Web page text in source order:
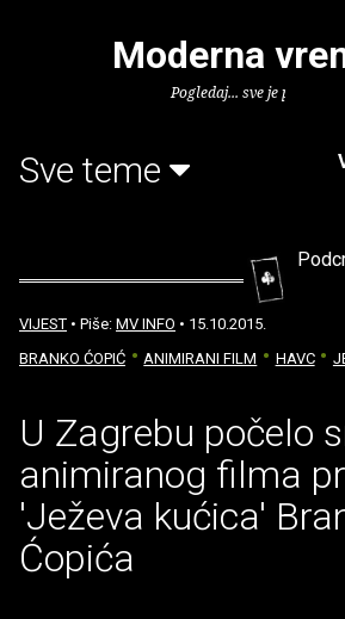
Moderna
Pogledaj... sve je puno
Sve teme
VIJEST • Piše: MV INFO • 15.10.2015.
BRANKO ĆOPIĆ
ANIMIRANI FILM HAVC
U Zagrebu počelo
animiranog filma
'Ježeva kućica'
Ćopića